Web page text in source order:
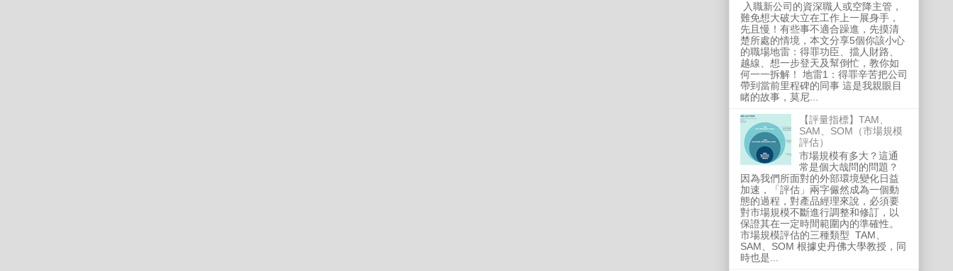
入職新公司的資深職人或空降主管，
難免想大破大立在工作上一展身手，
先且慢！有些事不適合躁進，先摸清
楚所處的情境，本文分享5個你該小心
的職場地雷：得罪功臣、擋人財路、
越線、想一步登天及幫倒忙，教你如
何一一拆解！ 地雷1：得罪辛苦把公司
帶到當前里程碑的同事 這是我親眼目
睹的故事，莫尼...
【評量指標】TAM、
SAM、SOM（市場規模
評估）
市場規模有多大？這通
常是個大哉問的問題？
因為我們所面對的外部環境變化日益
加速，「評估」兩字儼然成為一個動
態的過程，對產品經理來說，必須要
對市場規模不斷進行調整和修訂，以
保證其在一定時間範圍內的準確性。
市場規模評估的三種類型 TAM、
SAM、SOM 根據史丹佛大學教授，同
時也是...